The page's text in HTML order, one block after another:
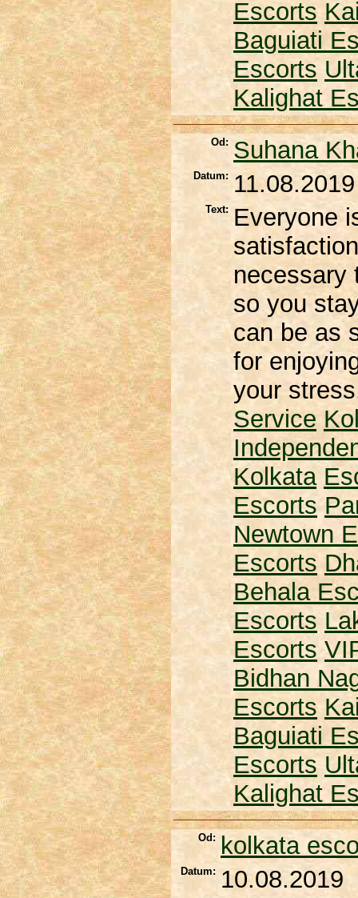
Escorts
Baguiati
Escorts
Kalighat
Od: Suhana
Datum: 11.08.2019
Text: Everyone
necessary
so you
can be as
for
your
Service
Kolkata
Escorts
Newtown
Escorts
Behala
Escorts
Escorts
Bidhan
Escorts
Baguiati
Escorts
Kalighat
Od: kolkata
Datum: 10.08.2019